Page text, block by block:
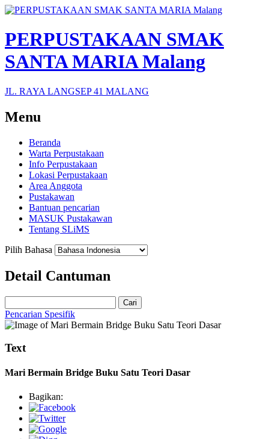
PERPUSTAKAAN SMAK
SANTA MARIA Malang
JL. RAYA LANGSEP 41 MALANG
Menu
Beranda
Warta Perpustakaan
Info Perpustakaan
Lokasi Perpustakaan
Area Anggota
Pustakawan
Bantuan pencarian
MASUK Pustakawan
Tentang SLiMS
Pilih Bahasa
Detail Cantuman
Cari
Pencarian Spesifik
Text
Mari Bermain Bridge Buku Satu Teori Dasar
Bagikan: